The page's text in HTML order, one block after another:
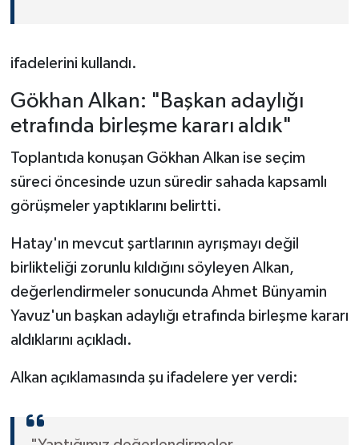
ifadelerini kullandı.
Gökhan Alkan: "Başkan adaylığı
etrafında birleşme kararı aldık"
Toplantıda konuşan Gökhan Alkan ise seçim
süreci öncesinde uzun süredir sahada kapsamlı
görüşmeler yaptıklarını belirtti.
Hatay'ın mevcut şartlarının ayrışmayı değil
birlikteliği zorunlu kıldığını söyleyen Alkan,
değerlendirmeler sonucunda Ahmet Bünyamin
Yavuz'un başkan adaylığı etrafında birleşme kararı
aldıklarını açıkladı.
Alkan açıklamasında şu ifadelere yer verdi: